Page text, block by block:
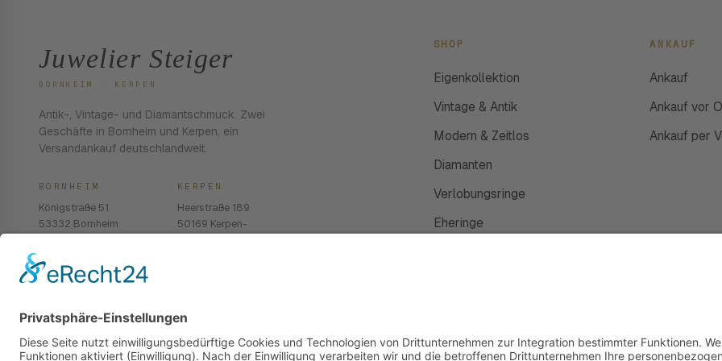
Juwelier Steiger
BORNHEIM · KERPEN
Antik-, Vintage- und Diamantschmuck. Zwei
Geschäfte in Bornheim und Kerpen, ein
Versandankauf deutschlandweit.
BORNHEIM
Königstraße 51
53332 Bornheim
KERPEN
Heerstraße 189
50169 Kerpen-
SHOP
Eigenkollektion
Vintage & Antik
Modern & Zeitlos
Diamanten
Verlobungsringe
Eheringe
ANKAUF
Ankauf
Ankauf vor
Ankauf per